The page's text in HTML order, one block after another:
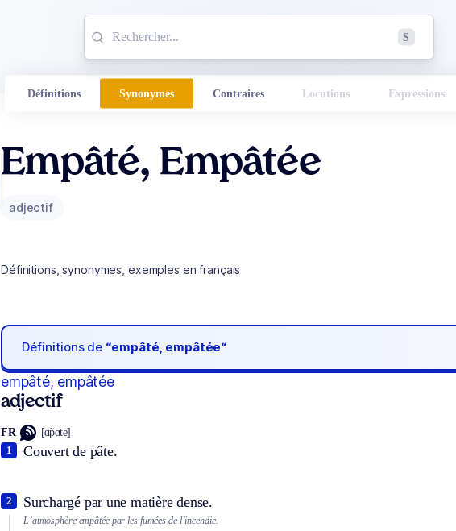
S
Définitions Synonymes Contraires Locutions Expressions
Empâté, Empâtée
adjectif
Définitions, synonymes, exemples en français
Définitions de “empâté, empâtée“
empâté, empâtée
adjectif
FR [ɑ̃pɑte]
Couvert de pâte.
1
Surchargé par une matière dense.
2
L’atmosphère empâtée par les fumées de l’incendie.